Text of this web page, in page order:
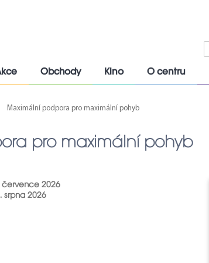
Obchody Kino O centru
Maximální podpora pro maximální pohyb
pro maximální pohyb
července 2026
srpna 2026